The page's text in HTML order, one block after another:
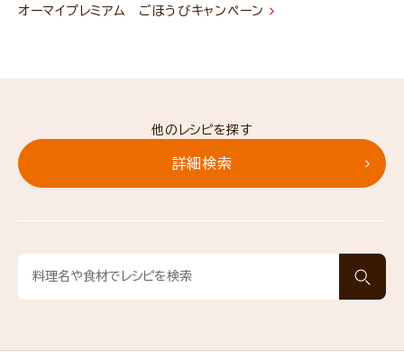
オーマイプレミアム ごほうびキャンペーン
他のレシピを探す
詳細検索